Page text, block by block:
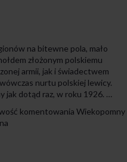
na bitewne pola, mało
złożonym polskiemu
armii, jak i świadectwem
nurtu polskiej lewicy.
jak dotąd raz, w roku 1926. …
komentowania Wiekopomny